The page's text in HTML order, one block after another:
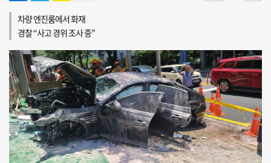
차량 엔진룸에서 화재
경찰 “사고 경위 조사 중”